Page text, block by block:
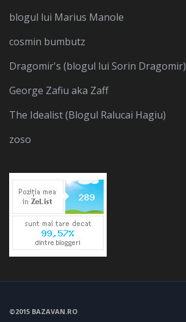
blogul lui Marius Manole
cosmin bumbutz
Dragomir's (blogul lui Sorin Dragomir)
George Zafiu aka Zaff
The Idealist (Blogul Ralucai Hagiu)
zoso
©2015 BAZAVAN.RO